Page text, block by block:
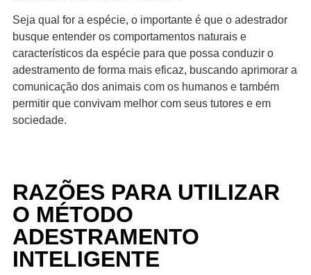
Seja qual for a espécie, o importante é que o adestrador
busque entender os comportamentos naturais e
característicos da espécie para que possa conduzir o
adestramento de forma mais eficaz, buscando aprimorar a
comunicação dos animais com os humanos e também
permitir que convivam melhor com seus tutores e em
sociedade.
RAZÕES PARA UTILIZAR
O MÉTODO
ADESTRAMENTO
INTELIGENTE